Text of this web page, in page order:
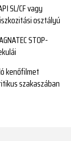
SL/CF vagy
osztályú
STOP-
kenőfilmet
szakaszában